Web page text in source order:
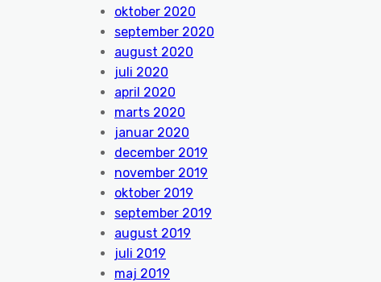
oktober 2020
september 2020
august 2020
juli 2020
april 2020
marts 2020
januar 2020
december 2019
november 2019
oktober 2019
september 2019
august 2019
juli 2019
maj 2019